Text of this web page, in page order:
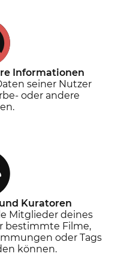
Informationen
seiner Nutzer
oder andere
Kuratoren
Mitglieder deines
bestimmte Filme,
oder Tags
können.